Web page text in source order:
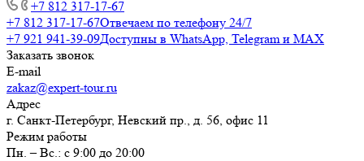
+7 812 317-17-67
+7 812 317-17-67Отвечаем по телефону 24/7
+7 921 941-39-09Доступны в WhatsApp, Telegram и MAX
Заказать звонок
E-mail
zakaz@expert-tour.ru
Адрес
г. Санкт-Петербург, Невский пр., д. 56, офис 11
Режим работы
Пн. – Вс.: с 9:00 до 20:00